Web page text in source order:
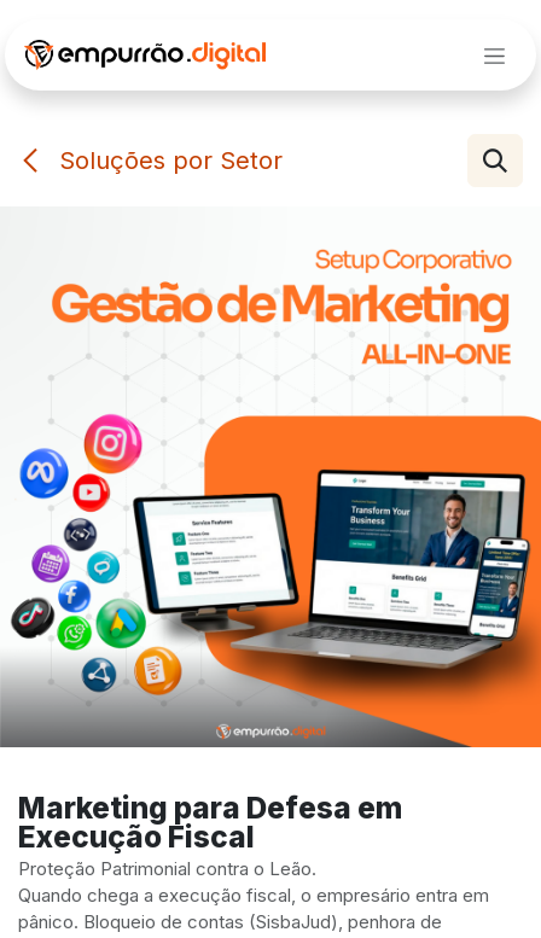
Soluções por Setor
Marketing para Defesa em
Execução Fiscal
Proteção Patrimonial contra o Leão.
Quando chega a execução fiscal, o empresário entra em
pânico. Bloqueio de contas (SisbaJud), penhora de